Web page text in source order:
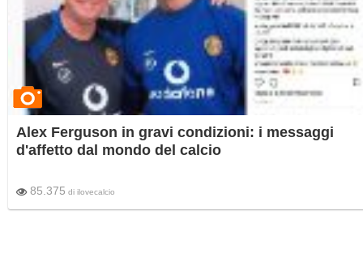
Alex Ferguson in gravi condizioni: i messaggi
d'affetto dal mondo del calcio
85.375 di ilovecalcio